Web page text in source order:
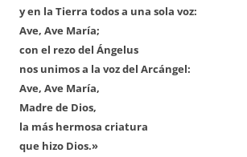
y en la Tierra todos a una sola voz:
Ave, Ave María;
con el rezo del Ángelus
nos unimos a la voz del Arcángel:
Ave, Ave María,
Madre de Dios,
la más hermosa criatura
que hizo Dios.»